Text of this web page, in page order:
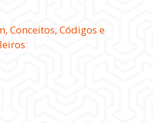
Conceitos, Códigos e